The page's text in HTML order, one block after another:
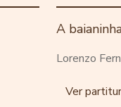
A
Lorenzo
Ver